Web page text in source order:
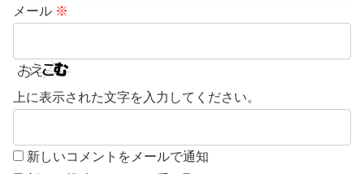
メール ※
上に表示された文字を入力してください。
新しいコメントをメールで通知